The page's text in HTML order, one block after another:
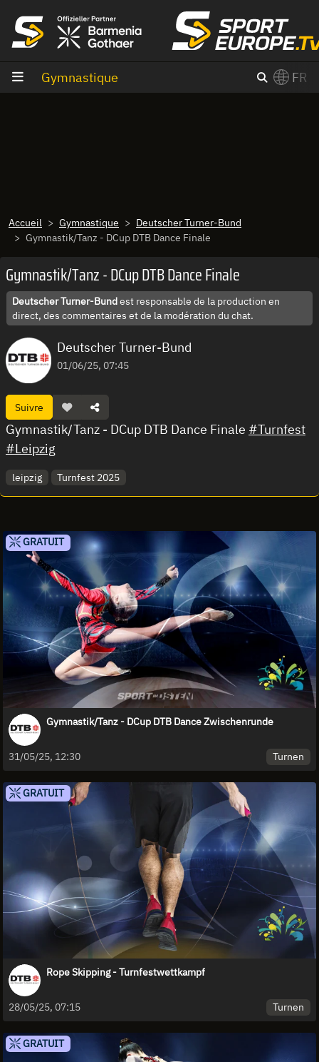
Gymnastique FR
Accueil Gymnastique
Deutscher Turner-Bund
Gymnastik/Tanz - DCup DTB Dance Finale
Gymnastik/Tanz - DCup DTB Dance Finale
Deutscher Turner-Bundest responsable de la production en
direct, des commentaires et de la modération du chat.
Deutscher Turner-Bund
01/06/25, 07:45
Suivre
Gymnastik/Tanz - DCup DTB Dance Finale #Turnfest
#Leipzig
leipzig Turnfest 2025
GRATUIT
Gymnastik/Tanz - DCup DTB Dance Zwischenrunde
31/05/25, 12:30 Turnen
GRATUIT
Rope Skipping - Turnfestwettkampf
28/05/25, 07:15 Turnen
GRATUIT